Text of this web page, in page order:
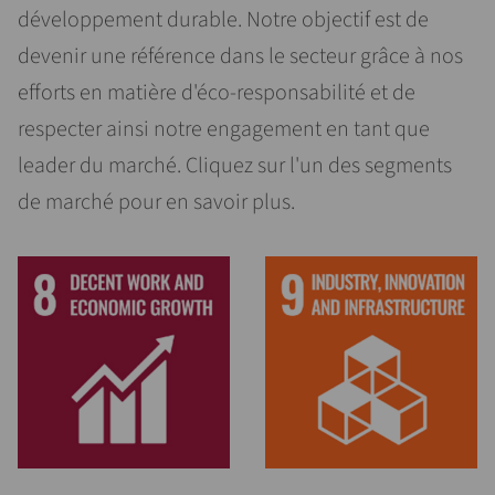
développement durable. Notre objectif est de
devenir une référence dans le secteur grâce à nos
efforts en matière d'éco-responsabilité et de
respecter ainsi notre engagement en tant que
leader du marché. Cliquez sur l'un des segments
de marché pour en savoir plus.